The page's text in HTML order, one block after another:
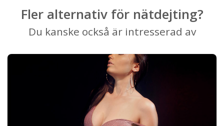
Fler alternativ för nätdejting?
Du kanske också är intresserad av